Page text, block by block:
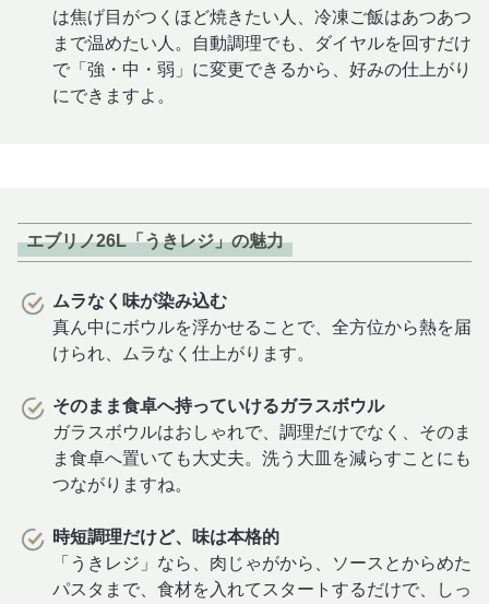
は焦げ目がつくほど焼きたい人、冷凍ご飯はあつあつ
まで温めたい人。自動調理でも、ダイヤルを回すだけ
で「強・中・弱」に変更できるから、好みの仕上がり
にできますよ。
エブリノ26L「うきレジ」の魅力
ムラなく味が染み込む
真ん中にボウルを浮かせることで、全方位から熱を届
けられ、ムラなく仕上がります。
そのまま食卓へ持っていけるガラスボウル
ガラスボウルはおしゃれで、調理だけでなく、そのま
ま食卓へ置いても大丈夫。洗う大皿を減らすことにも
つながりますね。
時短調理だけど、味は本格的
「うきレジ」なら、肉じゃがから、ソースとからめた
パスタまで、食材を入れてスタートするだけで、しっ